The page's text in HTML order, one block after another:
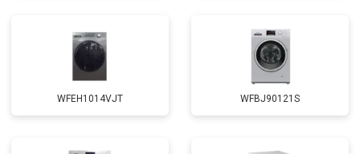
Замена амортизаторов от 2000 ₽ Заказать
Замена подшипников от 2800 ₽ Заказать
Замена мотора от 3800 ₽ Заказать
от 2200 ₽
WFEH1014VJT WFBJ90121S